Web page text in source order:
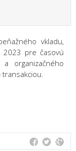
vkladu,
pre časovú
organizačného